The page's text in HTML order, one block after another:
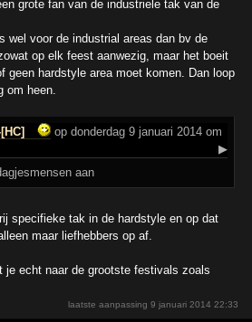
grote fan van de industriele tak van de
wel voor de industrial areas dan bv de
op elk feest aanwezig, maar het boeit
geen hardstyle area moet komen. Dan loop
om heen.
op donderdag 9 januari 2014 om
▶
aan
specifieke tak in de hardstyle en op dat
maar liefhebbers op af.
je echt naar de grootste festivals zoals
laatste aanpassing9 januari 2014 22:33